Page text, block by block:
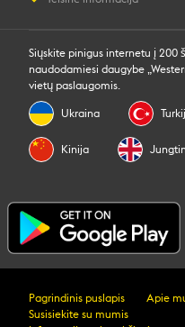
Sąlygos
Siųskite pinigus internetu į 200
naudodamiesi daugybe
vietų paslaugomis.
Ukraina
Kinija
Pagrindinis puslapis
Apie
Susisiekite su mumis